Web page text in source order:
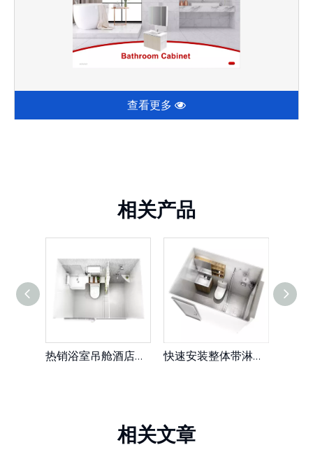
查看更多
相关产品
热销浴室吊舱酒店用成品安装预制浴室便携式浴室单元（BUL1420） 快速安装整体带淋浴和厕所的预制浴室单元用于房地产（BUJ1622）
相关文章